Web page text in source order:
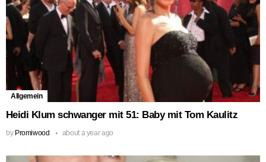
Allgemein
Heidi Klum schwanger mit 51: Baby mit Tom Kaulitz
by Promiwood about a year ago